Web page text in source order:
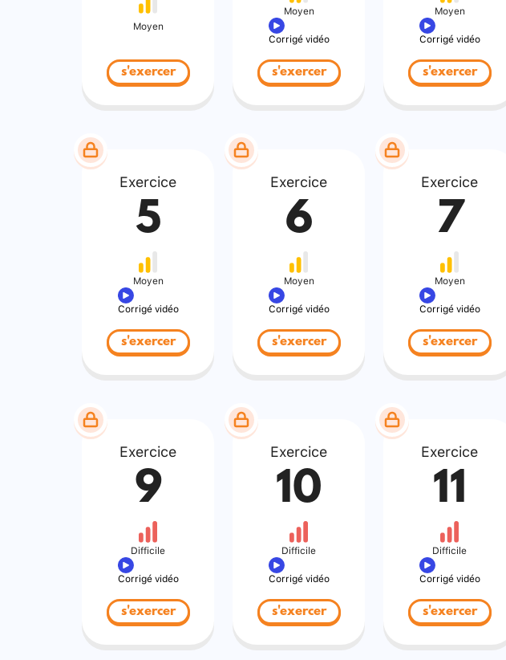
Moyen
s'exercer
Moyen
Corrigé vidéo
s'exercer
Moyen
Corrigé vidéo
s'exercer
Exercice
5
Moyen
Corrigé vidéo
s'exercer
Exercice
6
Moyen
Corrigé vidéo
s'exercer
Exercice
7
Moyen
Corrigé vidéo
s'exercer
Exercice
9
Difficile
Corrigé vidéo
s'exercer
Exercice
10
Difficile
Corrigé vidéo
s'exercer
Exercice
11
Difficile
Corrigé vidéo
s'exercer